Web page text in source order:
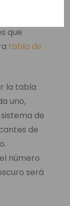
que
tabla de
la tabla
uno,
de
de
número
será